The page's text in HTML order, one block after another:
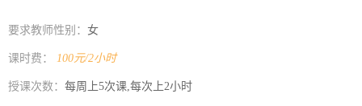
要求教师性别： 女
课时费： 100元/2小时
授课次数： 每周上5次课,每次上2小时